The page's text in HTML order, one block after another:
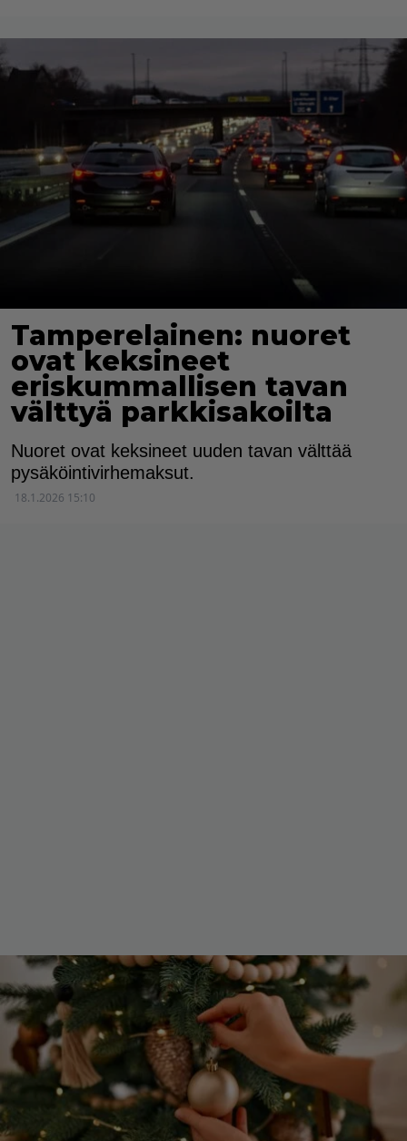
Tamperelainen: nuoret
ovat keksineet
eriskummallisen tavan
välttyä parkkisakoilta
Nuoret ovat keksineet uuden tavan välttää
pysäköintivirhemaksut.
18.1.2026 15:10